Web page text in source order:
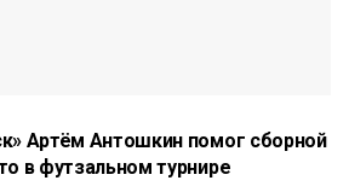
Артём Антошкин помог сборной
в футзальном турнире